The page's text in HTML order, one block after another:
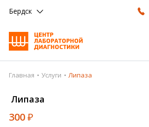
Бердск
Главная
Анализы
Врачи
Главная Услуги Липаза
Липаза
300₽